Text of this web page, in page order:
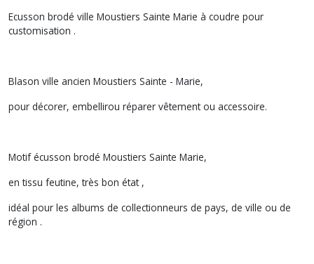
Ecusson brodé ville Moustiers Sainte Marie à coudre pour
customisation .
Blason ville ancien Moustiers Sainte - Marie,
pour décorer, embellirou réparer vêtement ou accessoire.
Motif écusson brodé Moustiers Sainte Marie,
en tissu feutine, très bon état ,
idéal pour les albums de collectionneurs de pays, de ville ou de
région .